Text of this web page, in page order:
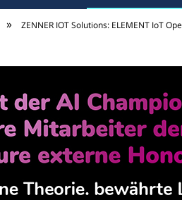
» ZENNER IOT Solutions: ELEMENT IoT